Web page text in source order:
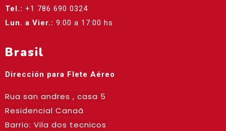
Tel.: +1 786 690 0324
Lun. a Vier.: 9:00 a 17:00 hs
Brasil
Dirección para Flete Aéreo
Rua san andres , casa 5
Residencial Canaã
Barrio: Vila dos tecnicos